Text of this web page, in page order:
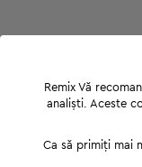
Remix Vă
analiști. Aceste
Ca să primiți mai